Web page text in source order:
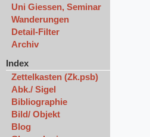
Uni Giessen, Seminar
Wanderungen
Detail-Filter
Archiv
Index
Zettelkasten (Zk.psb)
Abk./ Sigel
Bibliographie
Bild/ Objekt
Blog